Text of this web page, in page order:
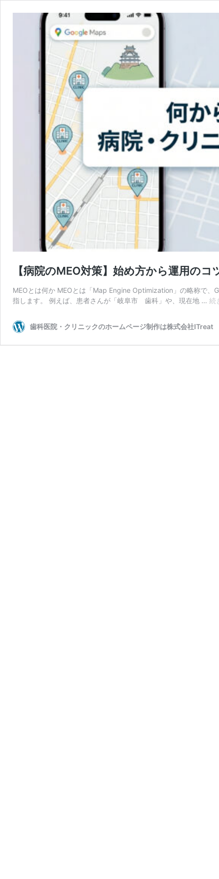
【病院のMEO対策】始め方から運用の
MEOとは何か MEOとは「Map Engine Optimization」の略称で
指します。 例えば、患者さんが「岐阜市 歯科」や、現在地 … 続
歯科医院・クリニックのホームページ制作は株式会社ITreat